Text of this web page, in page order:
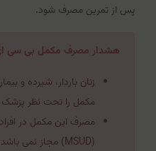
پس از تمرین مصرف شود.
هشدار مصرف مکمل بی سی
زنان باردار، شیرده و
مکمل را تحت نظر پزشک
مصرف این مکمل در افراد
(MSUD) مجاز نمی باشد.